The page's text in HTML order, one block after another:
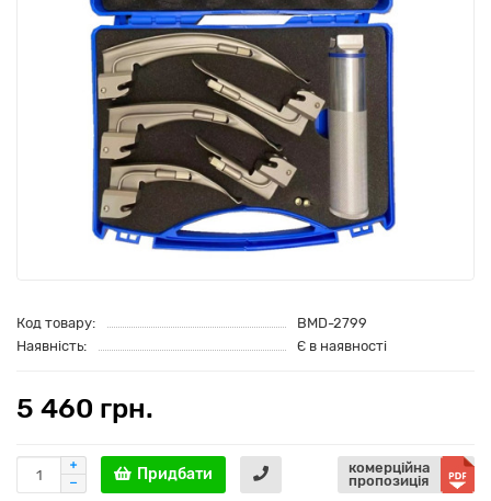
Код товару:
BMD-2799
Наявність:
Є в наявності
5 460 грн.
Придбати
комерційна
пропозиція